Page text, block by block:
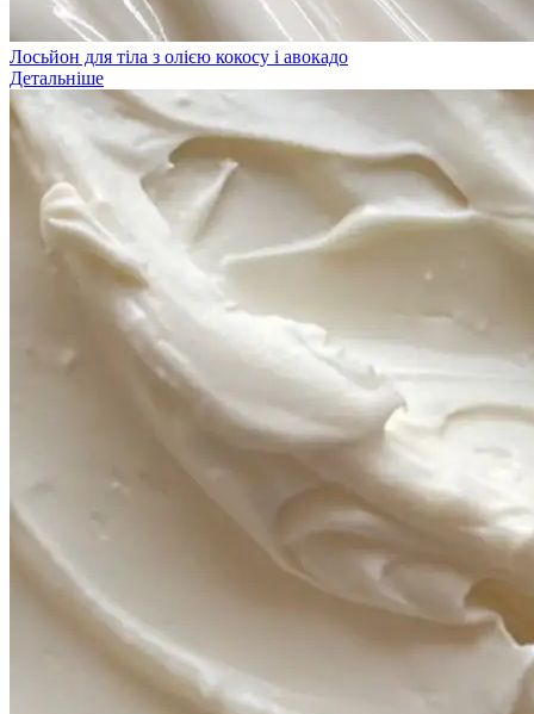
Лосьйон для тіла з олією кокосу і авокадо
Детальніше